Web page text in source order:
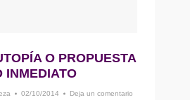
O PROPUESTA
INMEDIATO
02/10/2014 Deja un comentario